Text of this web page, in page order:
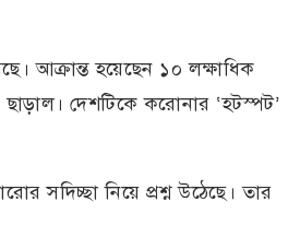
আক্রান্ত হয়েছেন ১০ লক্ষাধিক
ছাড়াল। দেশটিকে করোনার ‘হটস্পট’
সদিচ্ছা নিয়ে প্রশ্ন উঠেছে। তার